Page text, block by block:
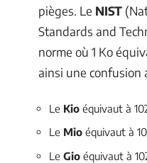
pièges. Le NIST
Standards and
norme où 1 Ko
ainsi une confusion
Le Kio équivaut à
Le Mio équivaut à
Le Gio équivaut à